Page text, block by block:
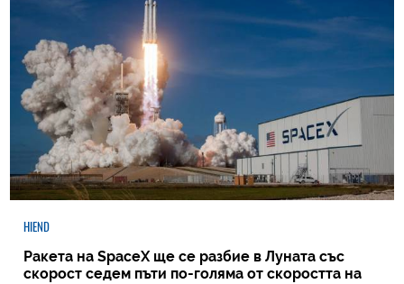
HIEND
Ракета на SpaceX ще се разбие в Луната със
скорост седем пъти по-голяма от скоростта на